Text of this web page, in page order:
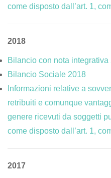
come disposto dall’art. 1,
2018
Bilancio con nota integrativa
Bilancio Sociale 2018
Informazioni relative a
retribuiti e comunque
genere ricevuti da soggetti
come disposto dall’art. 1,
2017